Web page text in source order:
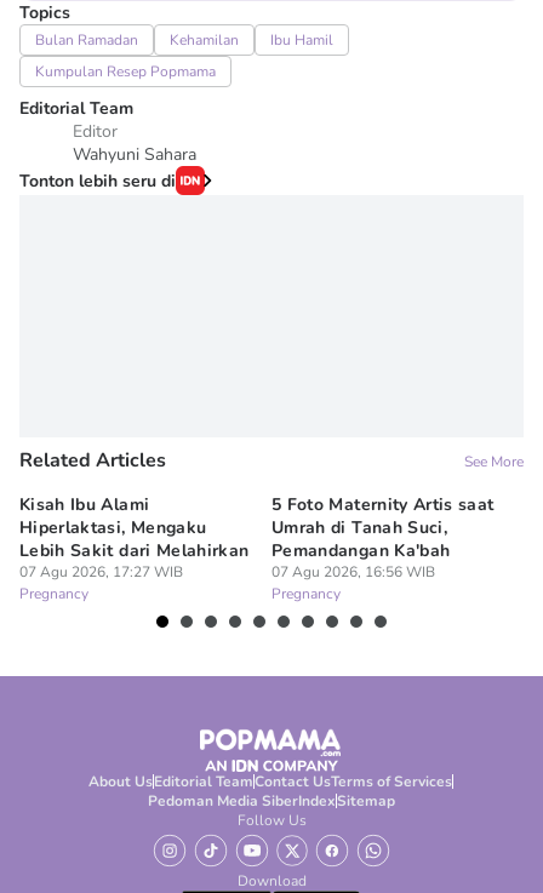
Topics
Bulan Ramadan Kehamilan
Ibu Hamil
Kumpulan Resep Popmama
Editorial Team
Editor
Wahyuni Sahara
Tonton lebih seru di
Related Articles See More
Kisah Ibu Alami
Hiperlaktasi, Mengaku
Lebih Sakit dari Melahirkan
07 Agu 2026, 17:27 WIB
Pregnancy
5 Foto Maternity Artis saat
Umrah di Tanah Suci,
Pemandangan Ka'bah
07 Agu 2026, 16:56 WIB
Pregnancy
About UsEditorial TeamContact UsTerms of Services
Pedoman Media SiberIndexSitemap
Follow Us
Download